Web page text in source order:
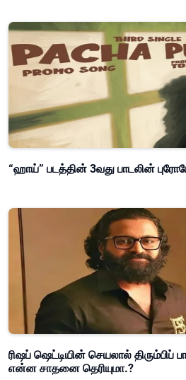
“ஹாய்” படத்தின் 3வது பாடலின்
ரிஷப் ஷெட்டியின் செயலால் திரும்பிப்
என்ன சாதனை தெரியுமா.?